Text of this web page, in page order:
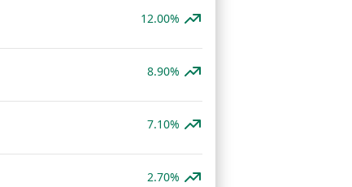
12.00%
8.90%
7.10%
2.70%